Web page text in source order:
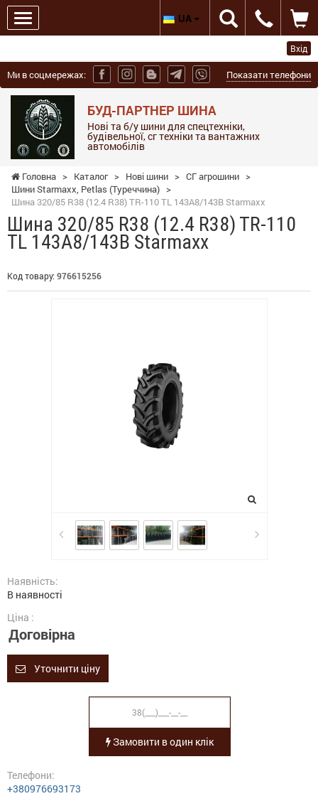
Вхід
Ми в соцмережах: Показати телефони
БУД-ПАРТНЕР ШИНА
Нові та б/у шини для спецтехніки,
будівельної, сг техніки та вантажних
автомобілів
UA
Головна > Каталог > Нові шини > СГ агрошини >
Шини Starmaxx, Petlas (Туреччина) >
Шина 320/85 R38 (12.4 R38) TR-110 TL 143A8/143B Starmaxx
Шина 320/85 R38 (12.4 R38) TR-110
TL 143A8/143B Starmaxx
Код товару: 976615256
Наявність:
В наявності
Ціна :
Договірна
Уточнити ціну
Замовити в один клік
Телефони:
+380976693173